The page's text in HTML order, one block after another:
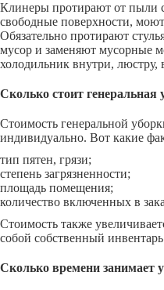
Клинеры протирают от пыли
свободные поверхности,
Обязательно протирают
мусор и заменяют мусорные
холодильник внутри, люстру,
Сколько стоит генеральная
Стоимость генеральной
индивидуально. Вот какие
тип пятен, грязи;
степень загрязненности;
площадь помещения;
количество включенных в
Стоимость также
собой собственный
Сколько времени занимает